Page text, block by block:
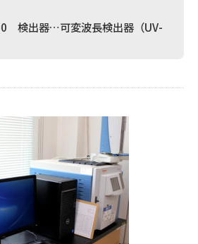
検出器…可変波長検出器（UV-